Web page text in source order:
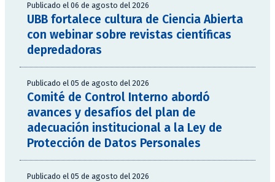
Publicado el 06 de agosto del 2026
UBB fortalece cultura de Ciencia Abierta
con webinar sobre revistas científicas
depredadoras
Publicado el 05 de agosto del 2026
Comité de Control Interno abordó
avances y desafíos del plan de
adecuación institucional a la Ley de
Protección de Datos Personales
Publicado el 05 de agosto del 2026